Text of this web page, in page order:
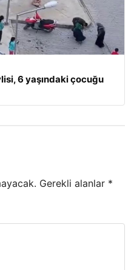
6 yaşındaki çocuğu
Gerekli alanlar *